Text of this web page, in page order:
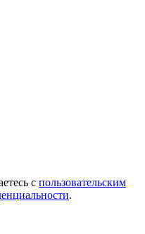
с пользовательским
.